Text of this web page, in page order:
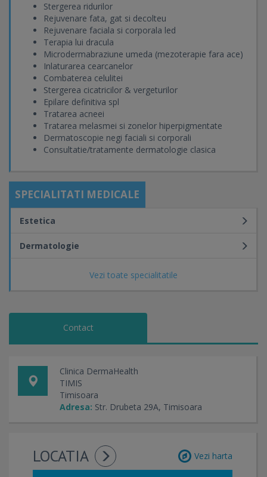
Stergerea ridurilor
Rejuvenare fata, gat si decolteu
Rejuvenare faciala si corporala led
Terapia lui dracula
Microdermabraziune umeda (mezoterapie fara ace)
Inlaturarea cearcanelor
Combaterea celulitei
Stergerea cicatricilor & vergeturilor
Epilare definitiva spl
Tratarea acneei
Tratarea melasmei si zonelor hiperpigmentate
Dermatoscopie negi faciali si corporali
Consultatie/tratamente dermatologie clasica
SPECIALITATI MEDICALE
Vezi toate specialitatile
Estetica
Dermatologie
Contact
Clinica DermaHealth
TIMIS
Timisoara
Adresa: Str. Drubeta 29A, Timisoara
LOCATIA Vezi harta